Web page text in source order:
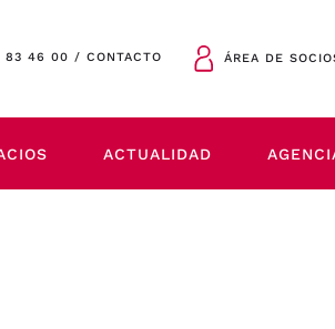
83 46 00 / CONTACTO ÁREA DE
ACTUALIDAD